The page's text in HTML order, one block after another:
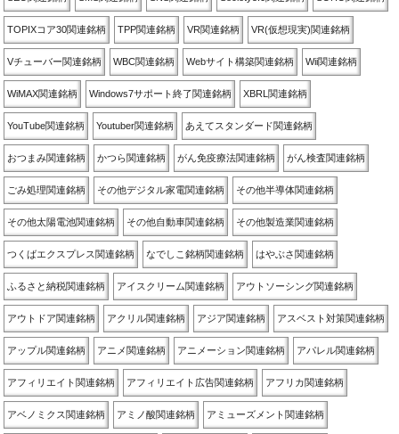
TOPIXコア30関連銘柄 TPP関連銘柄 VR関連銘柄 VR(仮想現実)関連銘柄
Vチューバー関連銘柄 WBC関連銘柄 Webサイト構築関連銘柄 Wii関連銘柄
WiMAX関連銘柄 Windows7サポート終了関連銘柄 XBRL関連銘柄
YouTube関連銘柄 Youtuber関連銘柄 あえてスタンダード関連銘柄
おつまみ関連銘柄 かつら関連銘柄 がん免疫療法関連銘柄 がん検査関連銘柄
ごみ処理関連銘柄 その他デジタル家電関連銘柄 その他半導体関連銘柄
その他太陽電池関連銘柄 その他自動車関連銘柄 その他製造業関連銘柄
つくばエクスプレス関連銘柄 なでしこ銘柄関連銘柄 はやぶさ関連銘柄
ふるさと納税関連銘柄 アイスクリーム関連銘柄 アウトソーシング関連銘柄
アウトドア関連銘柄 アクリル関連銘柄 アジア関連銘柄 アスベスト対策関連銘柄
アップル関連銘柄 アニメ関連銘柄 アニメーション関連銘柄 アパレル関連銘柄
アフィリエイト関連銘柄 アフィリエイト広告関連銘柄 アフリカ関連銘柄
アベノミクス関連銘柄 アミノ酸関連銘柄 アミューズメント関連銘柄